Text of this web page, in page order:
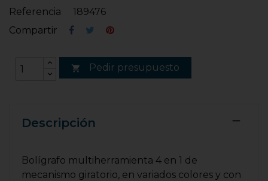
Referencia
189476
Compartir
 Pedir presupuesto
Descripción
Bolígrafo multiherramienta 4 en 1 de
mecanismo giratorio, en variados colores y con